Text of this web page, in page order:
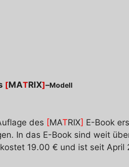
[MATRIX]–Modell
des [MATRIX] E-Book
In das E-Book sind weit
19.00 € und ist seit April